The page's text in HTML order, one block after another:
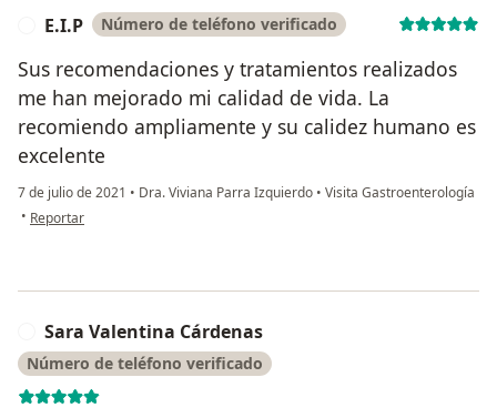
E.I.P Número de teléfono verificado
Sus recomendaciones y tratamientos realizados
me han mejorado mi calidad de vida. La
recomiendo ampliamente y su calidez humano es
excelente
7 de julio de 2021 • Dra. Viviana Parra Izquierdo • Visita Gastroenterología
• en opinión del usuario E.I.P
Reportar
Sara Valentina Cárdenas
Número de teléfono verificado